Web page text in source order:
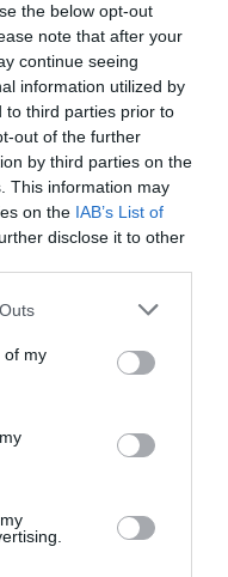
the below opt-out
note that after your
continue seeing
information utilized by
to third parties prior to
out of the further
by third parties on the
This information may
on the IAB’s List of
disclose it to other
one or more Google
You may click to
its third-party tags to
in below Google
of my
Θρήνος για
μόλις 8 ημερών
στη
Νεογνών
αλλάζει
Έρχονται